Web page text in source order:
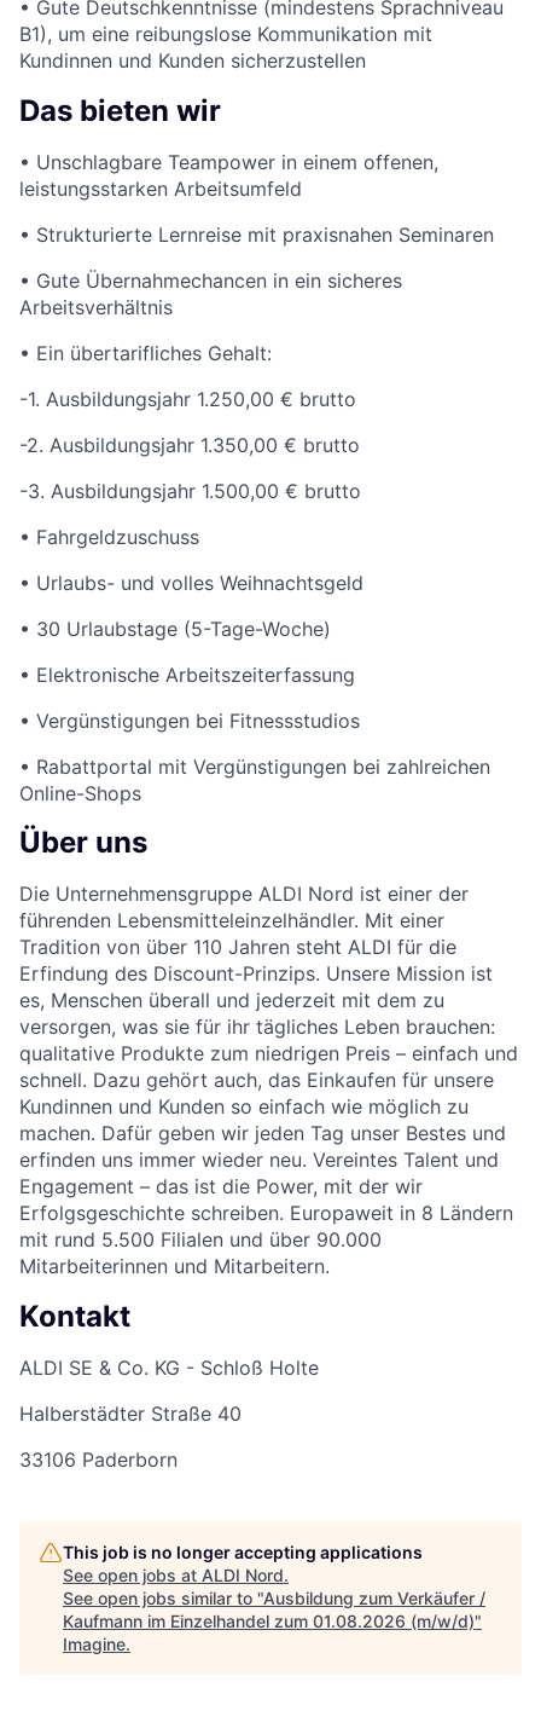
• Gute Deutschkenntnisse (mindestens Sprachniveau
B1), um eine reibungslose Kommunikation mit
Kundinnen und Kunden sicherzustellen
Das bieten wir
• Unschlagbare Teampower in einem offenen,
leistungsstarken Arbeitsumfeld
• Strukturierte Lernreise mit praxisnahen Seminaren
• Gute Übernahmechancen in ein sicheres
Arbeitsverhältnis
• Ein übertarifliches Gehalt:
-1. Ausbildungsjahr 1.250,00 € brutto
-2. Ausbildungsjahr 1.350,00 € brutto
-3. Ausbildungsjahr 1.500,00 € brutto
• Fahrgeldzuschuss
• Urlaubs- und volles Weihnachtsgeld
• 30 Urlaubstage (5-Tage-Woche)
• Elektronische Arbeitszeiterfassung
• Vergünstigungen bei Fitnessstudios
• Rabattportal mit Vergünstigungen bei zahlreichen
Online-Shops
Über uns
Die Unternehmensgruppe ALDI Nord ist einer der
führenden Lebensmitteleinzelhändler. Mit einer
Tradition von über 110 Jahren steht ALDI für die
Erfindung des Discount-Prinzips. Unsere Mission ist
es, Menschen überall und jederzeit mit dem zu
versorgen, was sie für ihr tägliches Leben brauchen:
qualitative Produkte zum niedrigen Preis – einfach und
schnell. Dazu gehört auch, das Einkaufen für unsere
Kundinnen und Kunden so einfach wie möglich zu
machen. Dafür geben wir jeden Tag unser Bestes und
erfinden uns immer wieder neu. Vereintes Talent und
Engagement – das ist die Power, mit der wir
Erfolgsgeschichte schreiben. Europaweit in 8 Ländern
mit rund 5.500 Filialen und über 90.000
Mitarbeiterinnen und Mitarbeitern.
Kontakt
ALDI SE & Co. KG - Schloß Holte
Halberstädter Straße 40
33106 Paderborn
This job is no longer accepting applications
See open jobs at ALDI Nord.
See open jobs similar to "Ausbildung zum Verkäufer /
Kaufmann im Einzelhandel zum 01.08.2026 (m/w/d)"
Imagine.